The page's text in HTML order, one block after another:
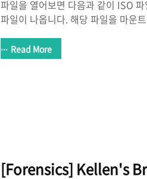
파일을 열어보면 다음과 같이 ISO
파일이 나옵니다. 해당 파일을 마운
어를 사용해서 찾아보겠습니다. tree
면 다음과 같습니다.
Read More
[Forensics] Kellen's